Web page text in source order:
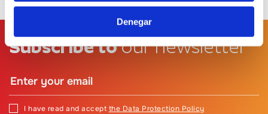
Denegar
Subscribe toour newsletter
I have read and accept the Data Protection Policy